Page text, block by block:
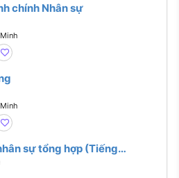
chính Nhân sự
sự tổng hợp (Tiếng